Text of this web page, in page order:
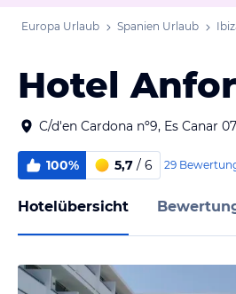
Europa Urlaub Spanien Urlaub
Hotel
C/d'en Cardona nº9, Es Canar
100% 5,7 / 6 29
Hotelübersicht